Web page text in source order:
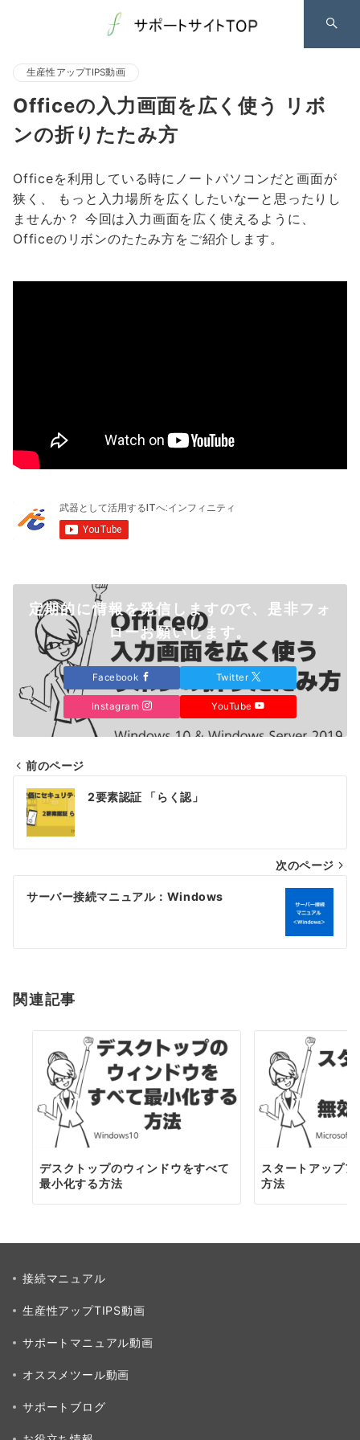
生産性アップTIPS動画
Officeの入力画面を広く使う リボ
ンの折りたたみ方
Officeを利用している時にノートパソコンだと画面が
狭く、 もっと入力場所を広くしたいなーと思ったりし
ませんか？ 今回は入力画面を広く使えるように、
Officeのリボンのたたみ方をご紹介します。
定期的に情報を発信しますので、是非フォ
ローお願いします。
Facebook Twitter
Instagram YouTube
投
稿
ナ
ビ
ゲ
シ
ン
前のページ
2要素認証 「らく認」
次のページ
サーバー接続マニュアル：Windows
関連記事
デスクトップのウィンドウをすべて
最小化する方法
スタートアップ
方法
接続マニュアル
生産性アップTIPS動画
サポートマニュアル動画
オススメツール動画
サポートブログ